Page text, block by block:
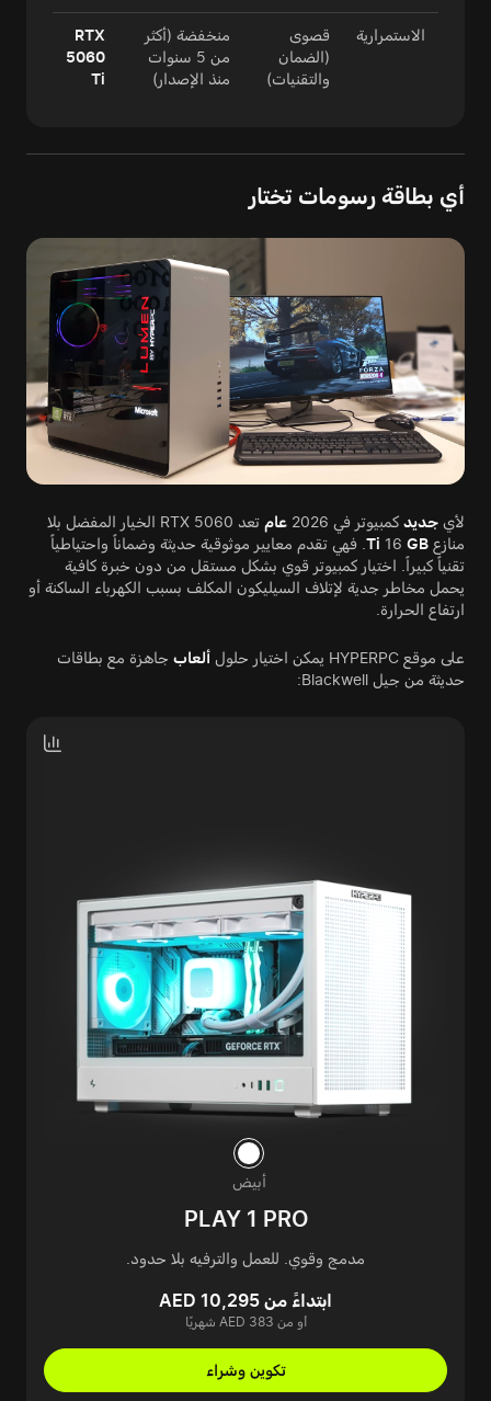
الاستمرارية
قصوى
(الضمان
والتقنيات)
منخفضة (أكثر
من 5 سنوات
منذ الإصدار)
RTX
5060
Ti
أي بطاقة رسومات تختار
لأي جديد كمبيوتر في 2026 عام
تعد RTX 5060 الخيار المفضل بلا
منازع
Ti 16 GB
. فهي تقدم معايير موثوقية حديثة وضماناً واحتياطياً
تقنياً كبيراً. اختيار كمبيوتر قوي بشكل مستقل من دون خبرة كافية
يحمل مخاطر جدية لإتلاف السيليكون المكلف بسبب الكهرباء الساكنة أو
ارتفاع الحرارة.
على موقع HYPERPC يمكن اختيار حلول ألعاب جاهزة مع بطاقات
حديثة من جيل Blackwell:
أبيض
PLAY 1 PRO
مدمج وقوي. للعمل والترفيه بلا حدود.
ابتداءً من AED 10,295
أو من AED 383 شهريًا
تكوين وشراء